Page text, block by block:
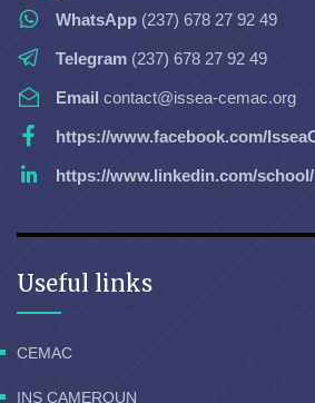
WhatsApp (237) 678 27 92 49
Telegram (237) 678 27 92 49
Email contact@issea-cemac.org
https://www.facebook.com/
https://www.linkedin.com/
Useful links
CEMAC
INS CAMEROUN